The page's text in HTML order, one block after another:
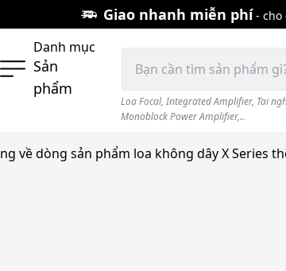
Giao nhanh miễn phí- cho
Danh mục
Sản
phẩm
kiếm:
Loa Focal, Integrated Amplifier, Tai
Monoblock Power Amplifier,..
về dòng sản phẩm loa không dây X Series